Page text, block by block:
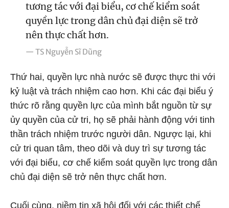
tương tác với đại biểu, cơ chế kiểm soát
quyền lực trong dân chủ đại diện sẽ trở
nên thực chất hơn.
— TS Nguyễn Sĩ Dũng
Thứ hai, quyền lực nhà nước sẽ được thực thi với
kỷ luật và trách nhiệm cao hơn. Khi các đại biểu ý
thức rõ rằng quyền lực của mình bắt nguồn từ sự
ủy quyền của cử tri, họ sẽ phải hành động với tinh
thần trách nhiệm trước người dân. Ngược lại, khi
cử tri quan tâm, theo dõi và duy trì sự tương tác
với đại biểu, cơ chế kiểm soát quyền lực trong dân
chủ đại diện sẽ trở nên thực chất hơn.
Cuối cùng, niềm tin xã hội đối với các thiết chế